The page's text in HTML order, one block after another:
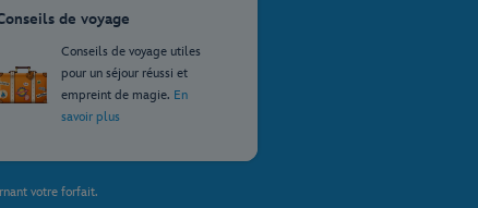
de voyage
Conseils de voyage utiles
pour un séjour réussi et
empreint de magie. En
savoir plus
votre forfait.